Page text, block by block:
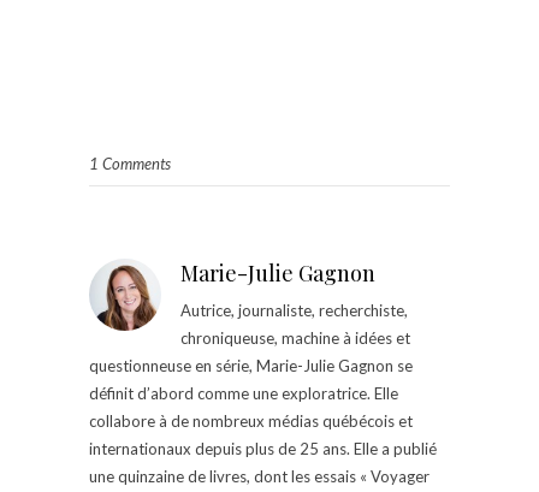
1 Comments
Marie-Julie Gagnon
Autrice, journaliste, recherchiste,
chroniqueuse, machine à idées et
questionneuse en série, Marie-Julie Gagnon se
définit d’abord comme une exploratrice. Elle
collabore à de nombreux médias québécois et
internationaux depuis plus de 25 ans. Elle a publié
une quinzaine de livres, dont les essais « Voyager